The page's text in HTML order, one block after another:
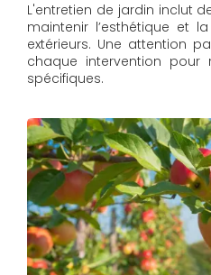
L'entretien de jardin inclut
maintenir l’esthétique et
extérieurs. Une attention
chaque intervention
spécifiques.